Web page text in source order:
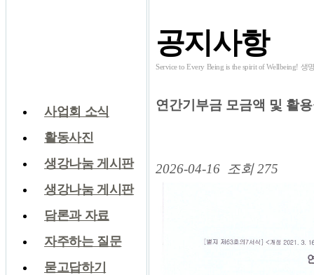
사업회 소식
활동사진
생강나눔 게시판
생강나눔 게시판
담론과 자료
자주하는 질문
묻고답하기
공지사항
Service to Every Being is the spirit of Wellbeing!
연간기부금 모금액 및 활
2026-04-16 조회 275